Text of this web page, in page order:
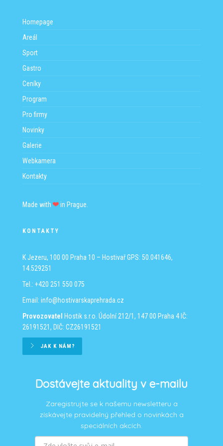
jste vítáni k posezení v přilehlém baru.
Homepage
Areál
Sport
Gastro
Ceníky
Program
Pro firmy
Novinky
Galerie
Webkamera
Kontakty
Made with in Prague.
KONTAKTY
K Jezeru, 100 00 Praha 10 – HostivařGPS: 50.041646,
14.529251
Tel.: +420 251 550 075
Email: info@hostivarskaprehrada.cz
Provozovatel
Hostik s.r.o. Údolní 212/1, 147 00 Praha 4 IČ:
26191521, DIČ: CZ26191521
JAK K NÁM?
Dostávejte aktuality v e-mailu
Zaregistrujte se k našemu newsletteru a
získávejte pravidelný přehled o novinkách a
speciálních akcích.